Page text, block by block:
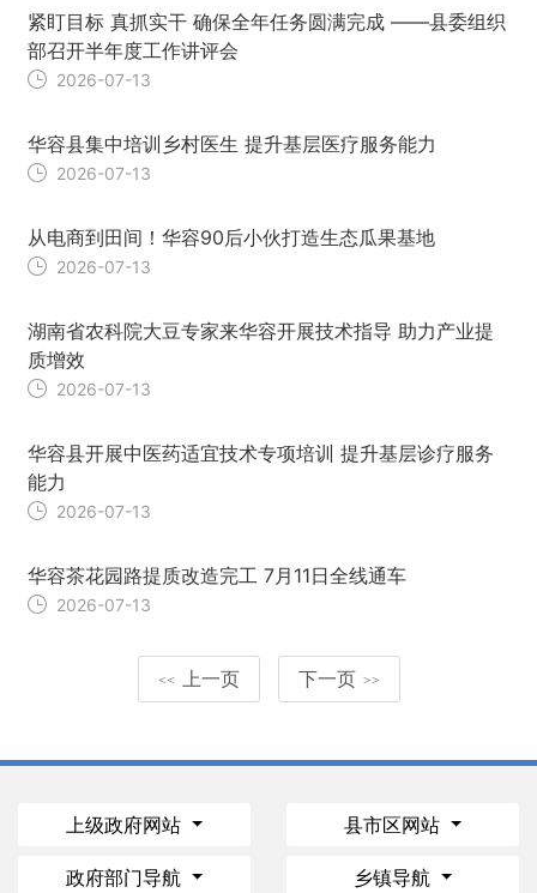
紧盯目标 真抓实干 确保全年任务圆满完成 ——县委组织
部召开半年度工作讲评会
2026-07-13
华容县集中培训乡村医生 提升基层医疗服务能力
2026-07-13
从电商到田间！华容90后小伙打造生态瓜果基地
2026-07-13
湖南省农科院大豆专家来华容开展技术指导 助力产业提
质增效
2026-07-13
华容县开展中医药适宜技术专项培训 提升基层诊疗服务
能力
2026-07-13
华容茶花园路提质改造完工 7月11日全线通车
2026-07-13
<< 上一页 下一页 >>
上级政府网站 县市区网站
政府部门导航 乡镇导航